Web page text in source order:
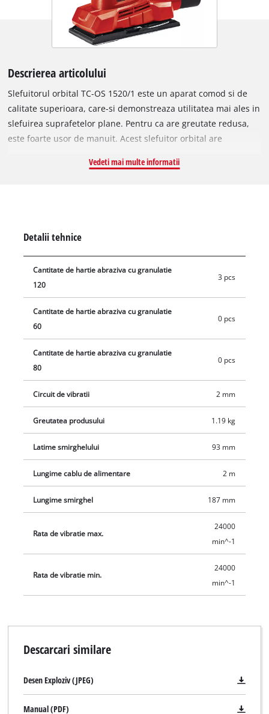
Descrierea articolului
Slefuitorul orbital TC-OS 1520/1 este un aparat comod si de
calitate superioara, care-si demonstreaza utilitatea mai ales in
slefuirea suprafetelor plane. Pentru ca are greutate redusa,
este foarte usor de manuit. Acest slefuitor orbital are
care permite schimbarea rapida si usoara a hartiei abrazive.
direct un aspirator extern pentru aspirarea prafului de
slefuire. Pentru a incepe lucrul imediat, cutia contine 3 hartii
de slefuit (3*P120).
Vedeti mai multe informatii
Detalii tehnice
Cantitate de hartie abraziva cu granulatie
120
3 pcs
Cantitate de hartie abraziva cu granulatie
60
0 pcs
Cantitate de hartie abraziva cu granulatie
80
0 pcs
Circuit de vibratii 2 mm
Greutatea produsului 1.19 kg
Latime smirghelului 93 mm
Lungime cablu de alimentare 2 m
Lungime smirghel 187 mm
Rata de vibratie max.
24000
min^-1
Rata de vibratie min.
24000
min^-1
Descarcari similare
Desen Exploziv (JPEG)
Manual (PDF)